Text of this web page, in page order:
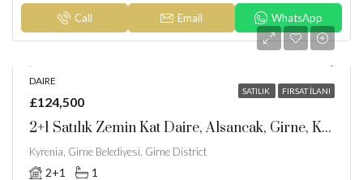
Call Email WhatsApp
SATILIK FIRSAT İLANI
DAIRE
£124,500
2+1 Satılık Zemin Kat Daire, Alsancak, Girne, Kuzey Kıbrıs
Kyrenia, Girne Belediyesi, Girne District
2+1 1